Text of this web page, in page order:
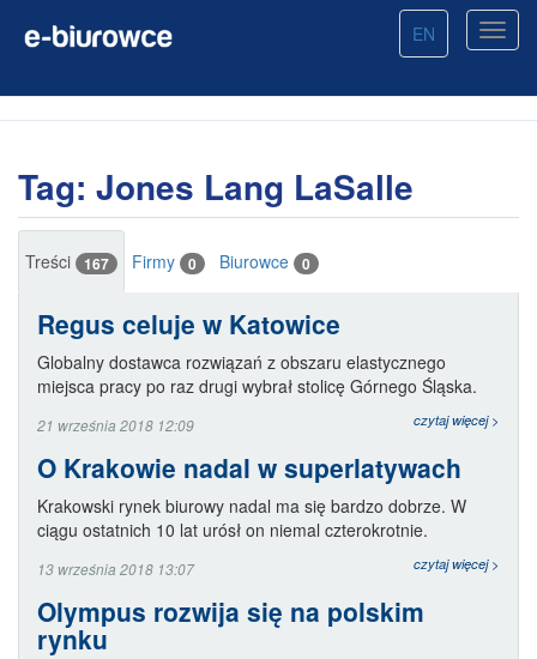
EN
Tag: Jones Lang LaSalle
Treści 167 Firmy 0 Biurowce 0
Regus celuje w Katowice
Globalny dostawca rozwiązań z obszaru elastycznego
miejsca pracy po raz drugi wybrał stolicę Górnego Śląska.
21 września 2018 12:09 czytaj więcej >
O Krakowie nadal w superlatywach
Krakowski rynek biurowy nadal ma się bardzo dobrze. W
ciągu ostatnich 10 lat urósł on niemal czterokrotnie.
13 września 2018 13:07 czytaj więcej >
Olympus rozwija się na polskim
rynku